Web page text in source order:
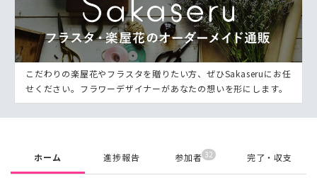
こだわりの楽屋花やフラスタを贈りたい方、ぜひSakaseruにお任
せください。フラワーデザイナーがあなたの想いを形にします。
ホーム 進捗報告 参加者 32 完了・収支